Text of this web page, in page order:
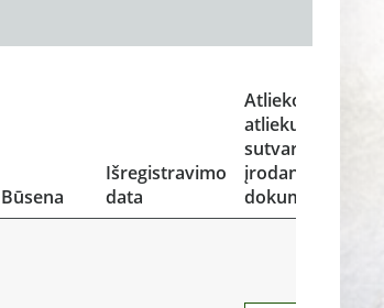
Būsena
Išregistravimo
data
Atliekos ir
atliekų
sutvarkymą
įrodantys
dokumentai